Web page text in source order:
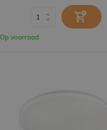
Op voorraad